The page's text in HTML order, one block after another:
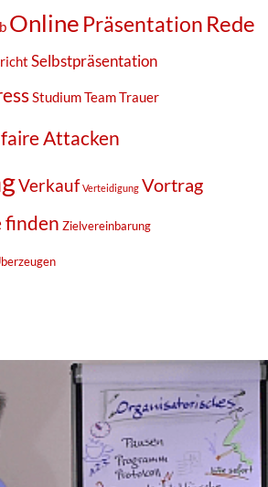
Online Präsentation Rede
Selbstpräsentation
StudiumTeamTrauer
Attacken
Verkauf Verteidigung Vortrag
finden Zielvereinbarung